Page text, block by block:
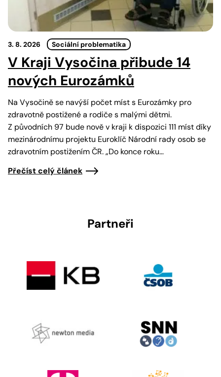
3. 8. 2026 Sociální problematika
V Kraji Vysočina přibude 14
nových Eurozámků
Na Vysočině se navýší počet míst s Eurozámky pro
zdravotně postižené a rodiče s malými dětmi.
Z původních 97 bude nově v kraji k dispozici 111 míst díky
mezinárodnímu projektu Euroklíč Národní rady osob se
zdravotním postižením ČR. „Do konce roku…
Přečíst celý článek
Partneři